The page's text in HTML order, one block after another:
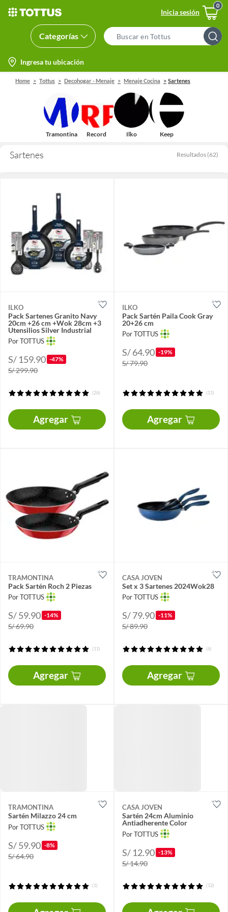
Inicia sesión
Categorías
Search
Bar
location-
icon
Ingresa tu ubicación
Home Tottus Decohogar - Menaje Menaje Cocina Sartenes
Tramontina Record Ilko Keep
Sartenes Resultados (62)
ILKO
Pack Sartenes Granito Navy
20cm +26 cm +Wok 28cm +3
Utensilios Silver Industrial
Por TOTTUS
S/ 159.90 -47%
S/ 299.90
(26)
Agregar
ILKO
Pack Sartén Paila Cook Gray
20+26 cm
Por TOTTUS
S/ 64.90 -19%
S/ 79.90
(11)
Agregar
TRAMONTINA
Pack Sartén Roch 2 Piezas
Por TOTTUS
S/ 59.90 -14%
S/ 69.90
(11)
Agregar
CASA JOVEN
Set x 3 Sartenes 2024Wok28
Por TOTTUS
S/ 79.90 -11%
S/ 89.90
(6)
Agregar
TRAMONTINA
Sartén Milazzo 24 cm
Por TOTTUS
S/ 59.90 -8%
S/ 64.90
(1)
CASA JOVEN
Sartén 24cm Aluminio
Antiadherente Color
Por TOTTUS
S/ 12.90 -13%
S/ 14.90
(12)